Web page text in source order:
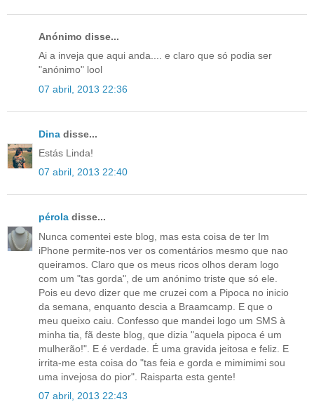
Anónimo disse...
Ai a inveja que aqui anda.... e claro que só podia ser
"anónimo" lool
07 abril, 2013 22:36
Dina disse...
Estás Linda!
07 abril, 2013 22:40
pérola disse...
Nunca comentei este blog, mas esta coisa de ter Im
iPhone permite-nos ver os comentários mesmo que nao
queiramos. Claro que os meus ricos olhos deram logo
com um "tas gorda", de um anónimo triste que só ele.
Pois eu devo dizer que me cruzei com a Pipoca no inicio
da semana, enquanto descia a Braamcamp. E que o
meu queixo caiu. Confesso que mandei logo um SMS à
minha tia, fã deste blog, que dizia "aquela pipoca é um
mulherão!". E é verdade. É uma gravida jeitosa e feliz. E
irrita-me esta coisa do "tas feia e gorda e mimimimi sou
uma invejosa do pior". Raisparta esta gente!
07 abril, 2013 22:43